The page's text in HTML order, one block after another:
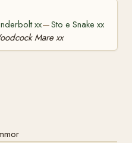
xx—Sto e Snake xx
Mare xx